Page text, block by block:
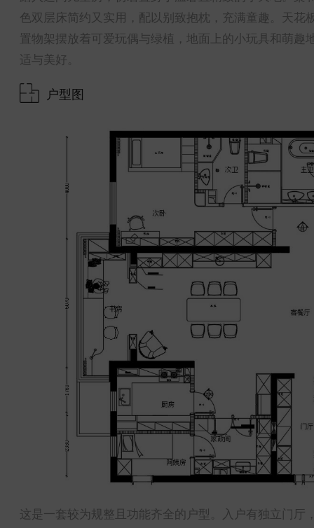
色双层床简约又实用，配以别致抱枕，充满童趣。天
置物架摆放着可爱玩偶与绿植，地面上的小玩具和萌
适与美好。
户型图
这是一套较为规整且功能齐全的户型。入户有独立门